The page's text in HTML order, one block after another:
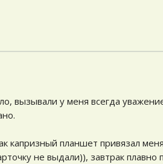
вызывали у меня всегда
капризный планшет привязал
не выдали)), завтрак